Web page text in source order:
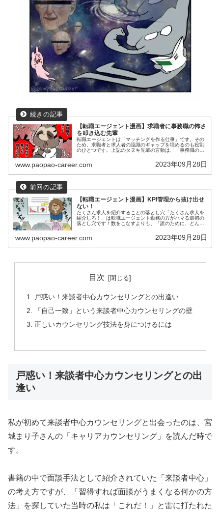
【転職エージェント漫画】求職者に事務職の怖さ
を叩き込む先輩
転職エージェントは「マッチングを作る仕事」です。その
ため、求職者と求人者の認識のギャップを埋めるのも役割
のひとつです。上記のタヌキ先輩の言動は、「事務職の求
適しているかもしれません。ただし...
www.paopao-career.com 2023年09月28日
【転職エージェント漫画】KPI管理から抜け出せ
ない！
たくさん求人を紹介することの落とし穴「たくさん求人を
紹介しろ！」は転職エージェント勤務の方がハマる最初の
落とし穴です！数をこなすよりも、「誰のために、どんな
人を紹介しろ！」人材紹介会社でC...
www.paopao-career.com 2023年09月28日
目次
戸惑い！来談者中心カウンセリングとの出逢い
「自己一致」という来談者中心カウンセリングの壁
正しいカウンセリング技法を身につけるには
戸惑い！来談者中心カウンセリングとの出
逢い
私が初めて来談者中心カウンセリングと出会ったのは、宮
城まり子さんの「キャリアカウンセリング」を読んだ時で
す。
書籍の中で面談手法として紹介されていた「来談者中心」
の考え方ですが、「習得すれば面談がうまくなる何かの方
法」を探していた当時の私は「これだ！」と雷に打たれた